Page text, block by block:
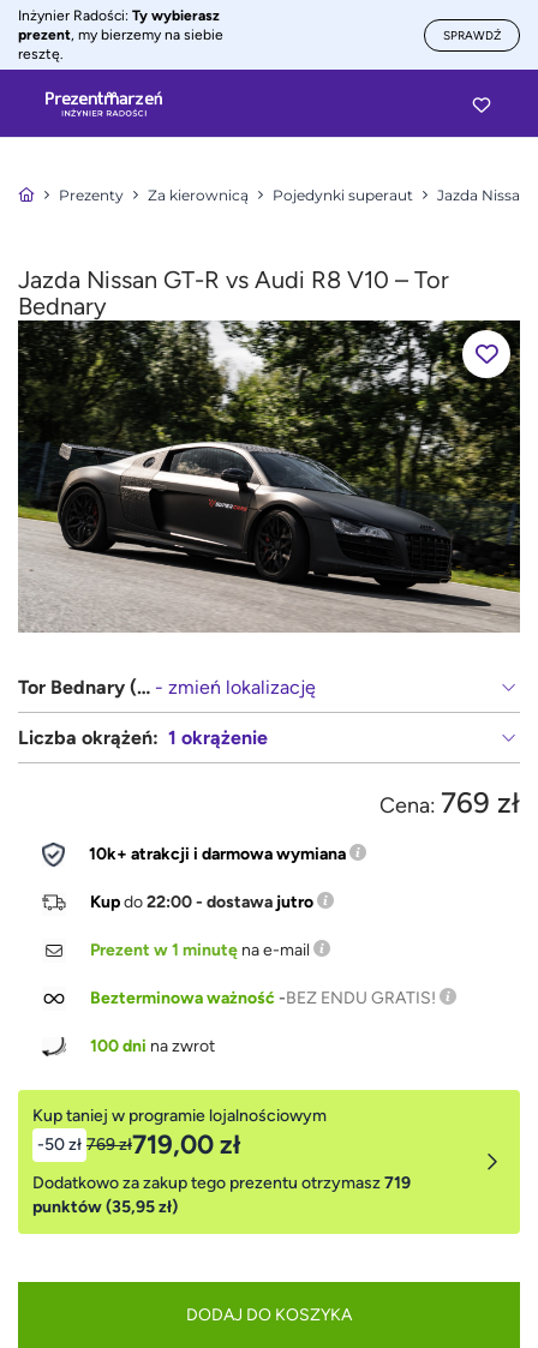
Inżynier Radości: Ty wybierasz
prezent, my bierzemy na siebie
resztę.
SPRAWDŹ
Prezenty Za kierownicą Pojedynki superaut Jazda Nissan
Jazda Nissan GT-R vs Audi R8 V10 – Tor
Bednary
Tor Bednary (Poznań, Gniezno) - zmień lokalizację
Liczba okrążeń: 1 okrążenie
Cena: 769 zł
10k+ atrakcji i darmowa wymiana
Kupdo22:00 - dostawa jutro
Prezent w 1 minutę na e-mail
Bezterminowa ważność-BEZ ENDU GRATIS!
100 dni na zwrot
Kup taniej w programie lojalnościowym
-50 zł 769 zł719,00 zł
Dodatkowo za zakup tego prezentu otrzymasz719
punktów (35,95 zł)
DODAJ DO KOSZYKA